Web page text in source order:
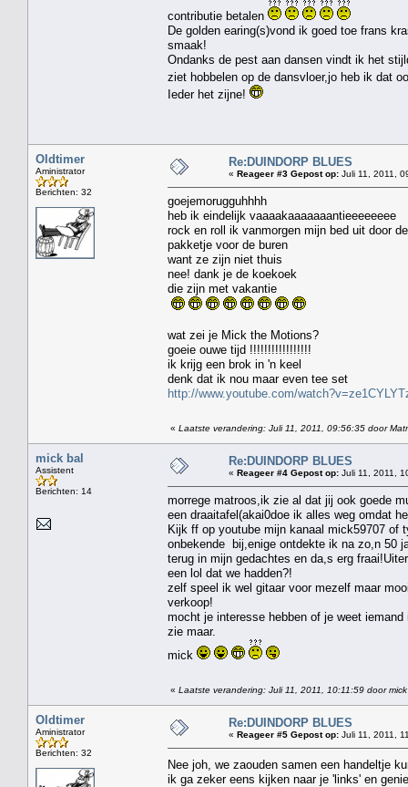
contributie betalen
De golden earing(s)vond ik goed toe frans
smaak!
Ondanks de pest aan dansen vindt ik het
ziet hobbelen op de dansvloer,jo heb ik dat
Ieder het zijne!
Oldtimer
Aministrator
Berichten: 32
Re:DUINDORP BLUES
« Reageer #3 Gepost op: Juli 11, 2011,
goejemorugguhhhh
heb ik eindelijk vaaaakaaaaaaantieeeeeeee
rock en roll ik vanmorgen mijn bed uit door
pakketje voor de buren
want ze zijn niet thuis
nee! dank je de koekoek
die zijn met vakantie
wat zei je Mick the Motions?
goeie ouwe tijd !!!!!!!!!!!!!!!!!
ik krijg een brok in 'n keel
denk dat ik nou maar even tee set
http://www.youtube.com/
« Laatste verandering: Juli 11, 2011, 09:56:35 door
mick bal
Assistent
Berichten: 14
Re:DUINDORP BLUES
« Reageer #4 Gepost op: Juli 11, 2011,
morrege matroos,ik zie al dat jij ook goede
een draaitafel(akai0doe ik alles weg omdat
Kijk ff op youtube mijn kanaal mick59707 of
onbekende bij,enige ontdekte ik na zo,n 50
terug in mijn gedachtes en da,s erg
een lol dat we hadden?!
zelf speel ik wel gitaar voor mezelf maar
verkoop!
mocht je interesse hebben of je weet
zie maar.
mick
« Laatste verandering: Juli 11, 2011, 10:11:59 door
Oldtimer
Aministrator
Berichten: 32
Re:DUINDORP BLUES
« Reageer #5 Gepost op: Juli 11, 2011,
Nee joh, we zaouden samen een handeltje
ik ga zeker eens kijken naar je 'links' en